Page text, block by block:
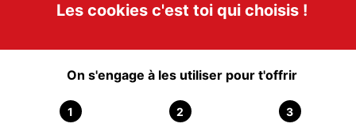
la création de cette chambre
La réflexologie est une technique
millénaire de bien-être qui peut
s'exercer de maintes façons, avec des
Les cookies c'est toi qui choisis !
On s'engage à les utiliser pour t'offrir
1 2 3